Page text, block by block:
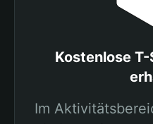
Kostenlose
Im